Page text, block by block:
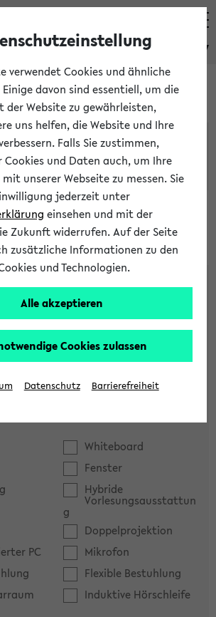
eKVV
Räume
Raumvergabe
bielefeld.de
anzeigen oder suchen Sie nach
Eigenschaften:
Whiteboard
Fenster
Hybride
Vorlesungsausstattun
g
Doppelprojektion
PC
Mikrofon
Flexible Bestuhlung
Induktive Hörschleife
verwendet Cookies und ähnliche
davon sind essentiell, um die
Website zu gewährleisten,
uns helfen, die Website und Ihre
Falls Sie zustimmen,
Cookies und Daten auch, um Ihre
unserer Webseite zu messen. Sie
jederzeit unter
einsehen und mit der
Zukunft widerrufen. Auf der Seite
zusätzliche Informationen zu den
und Technologien.
Alle akzeptieren
Cookies zulassen
Datenschutz Barrierefreiheit